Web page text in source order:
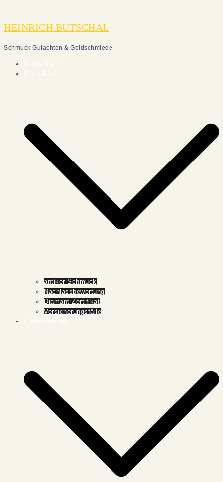
springen
HEINRICH BUTSCHAL
Schmuck Gutachten & Goldschmiede
antiker Schmuck
Nachlassbewertung
Diamant Zertifikat
Versicherungsfälle